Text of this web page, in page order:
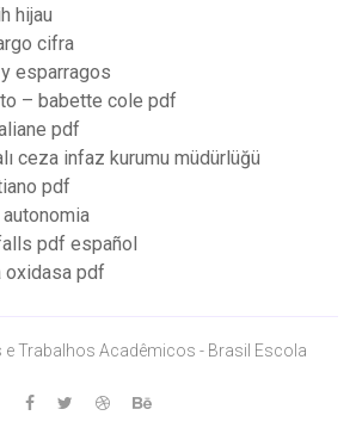
hijau
cifra
esparragos
– babette cole pdf
pdf
ceza infaz kurumu müdürlüğü
pdf
pdf español
oxidasa pdf
e Trabalhos Acadêmicos - Brasil Escola